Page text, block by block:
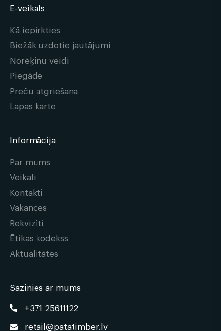
E-veikals
Kā iepirkties
Biežāk uzdotie jautājumi
Norēķinu veidi
Piegāde
Preču atgriešana
Lapas karte
Informācija
Par mums
Veikali
Kontakti
Vakances
Rekvizīti
Ētikas kodekss
Aktualitātes
Sazinies ar mums
+371 25611122
retail@patatimber.lv